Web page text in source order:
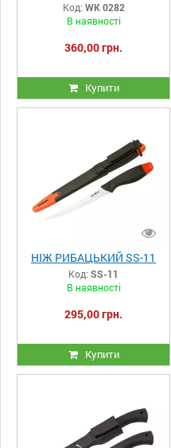
Код: WK 0282
В наявності
360,00 грн.
Купити
НІЖ РИБАЦЬКИЙ SS-11
Код: SS-11
В наявності
295,00 грн.
Купити